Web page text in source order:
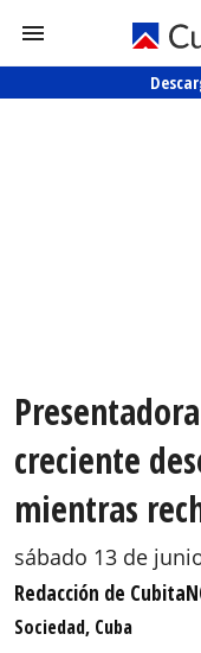
creciente
mientras
sábado 13 de
Redacción de
Sociedad, Cuba